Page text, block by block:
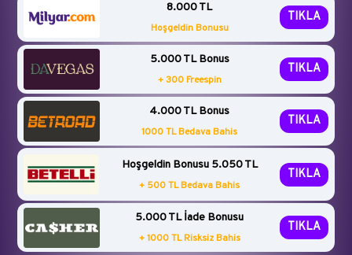
8.000 TL
Hoşgeldin Bonusu
TIKLA
5.000 TL Bonus
+ 300 Freespin
TIKLA
4.000 TL Bonus
1000 TL Bedava Bahis
TIKLA
Hoşgeldin Bonusu 5.050 TL
+ 500 TL Bedava Bahis
TIKLA
5.000 TL İade Bonusu
+ 1000 TL Risksiz Bahis
TIKLA